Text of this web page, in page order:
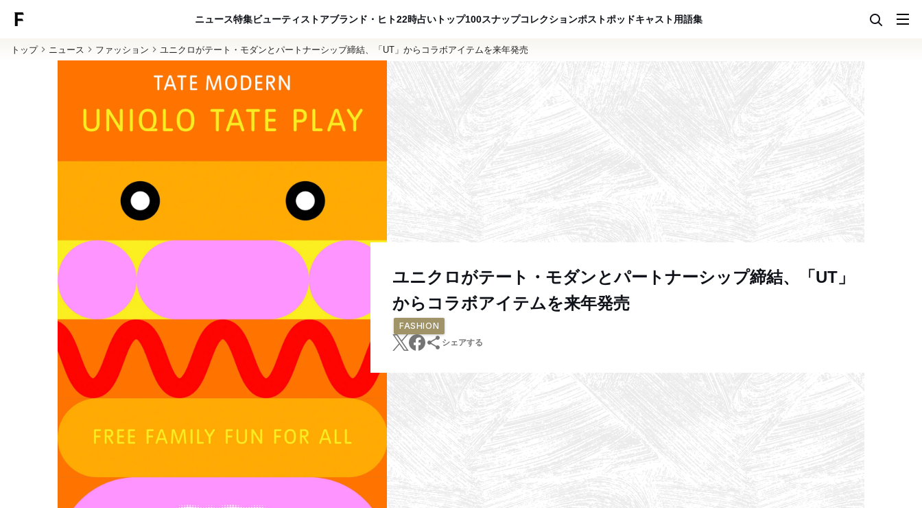
ニュース特集ビューティ ストアブランド・ヒト22時占い トップ100スナップコレクションポストポッドキャスト用語集
トップ ニュース ファッション ユニクロがテート・モダンとパートナーシップ締結、「UT」からコラボアイテムを来年発売
ユニクロがテート・モダンとパートナーシップ締結、「UT」
からコラボアイテムを来年発売
FASHION
シェアする